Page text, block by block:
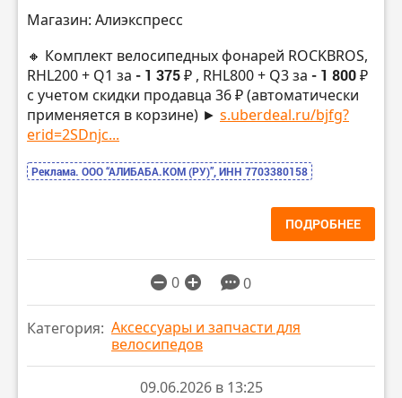
Магазин: Алиэкспресс
🔸 Комплект велосипедных фонарей ROCKBROS,
RHL200 + Q1 за - 1 375 ₽ , RHL800 + Q3 за - 1 800 ₽
с учетом скидки продавца 36 ₽ (автоматически
применяется в корзине) ► s.uberdeal.ru/bjfg?
erid=2SDnjc...
Реклама. ООО “АЛИБАБА.КОМ (РУ)”, ИНН 7703380158
ПОДРОБНЕЕ
0 0
Категория: Аксессуары и запчасти для
велосипедов
09.06.2026 в 13:25